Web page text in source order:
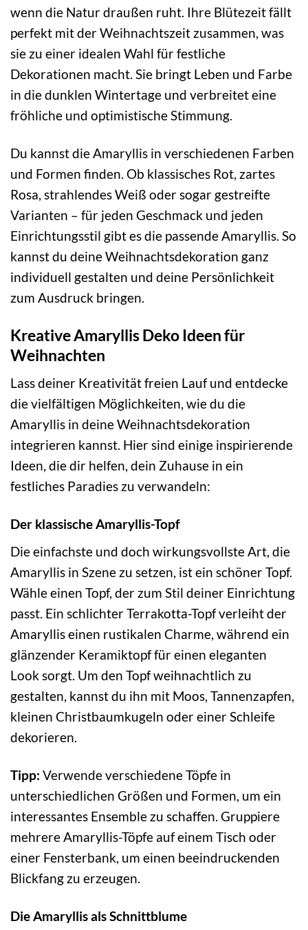
wenn die Natur draußen ruht. Ihre Blütezeit fällt
perfekt mit der Weihnachtszeit zusammen, was
sie zu einer idealen Wahl für festliche
Dekorationen macht. Sie bringt Leben und Farbe
in die dunklen Wintertage und verbreitet eine
fröhliche und optimistische Stimmung.
Du kannst die Amaryllis in verschiedenen Farben
und Formen finden. Ob klassisches Rot, zartes
Rosa, strahlendes Weiß oder sogar gestreifte
Varianten – für jeden Geschmack und jeden
Einrichtungsstil gibt es die passende Amaryllis. So
kannst du deine Weihnachtsdekoration ganz
individuell gestalten und deine Persönlichkeit
zum Ausdruck bringen.
Kreative Amaryllis Deko Ideen für
Weihnachten
Lass deiner Kreativität freien Lauf und entdecke
die vielfältigen Möglichkeiten, wie du die
Amaryllis in deine Weihnachtsdekoration
integrieren kannst. Hier sind einige inspirierende
Ideen, die dir helfen, dein Zuhause in ein
festliches Paradies zu verwandeln:
Der klassische Amaryllis-Topf
Die einfachste und doch wirkungsvollste Art, die
Amaryllis in Szene zu setzen, ist ein schöner Topf.
Wähle einen Topf, der zum Stil deiner Einrichtung
passt. Ein schlichter Terrakotta-Topf verleiht der
Amaryllis einen rustikalen Charme, während ein
glänzender Keramiktopf für einen eleganten
Look sorgt. Um den Topf weihnachtlich zu
gestalten, kannst du ihn mit Moos, Tannenzapfen,
kleinen Christbaumkugeln oder einer Schleife
dekorieren.
Tipp: Verwende verschiedene Töpfe in
unterschiedlichen Größen und Formen, um ein
interessantes Ensemble zu schaffen. Gruppiere
mehrere Amaryllis-Töpfe auf einem Tisch oder
einer Fensterbank, um einen beeindruckenden
Blickfang zu erzeugen.
Die Amaryllis als Schnittblume